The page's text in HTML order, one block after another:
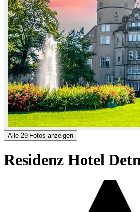
Alle 29 Fotos anzeigen
Residenz Hotel